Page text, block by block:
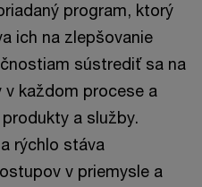
program, ktorý
ich na zlepšovanie
sústrediť sa na
každom procese a
a služby.
rýchlo stáva
v priemysle a